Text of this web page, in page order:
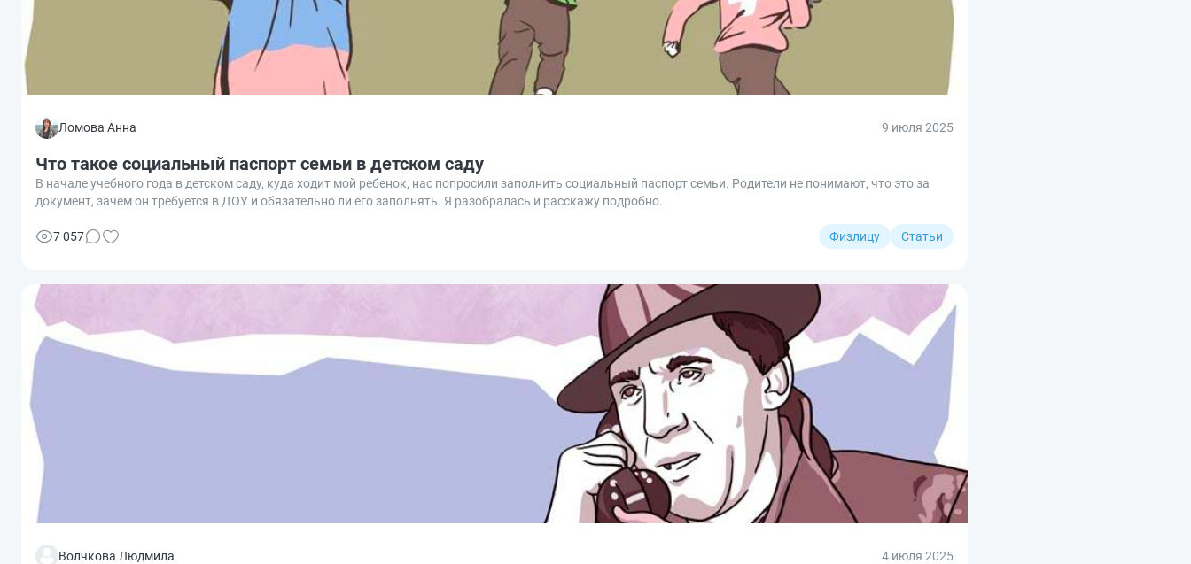
Ломова Анна 9 июля 2025
Что такое социальный паспорт семьи в детском саду
В начале учебного года в детском саду, куда ходит мой ребенок, нас попросили заполнить социальный паспорт семьи. Родители не понимают, что это за
документ, зачем он требуется в ДОУ и обязательно ли его заполнять. Я разобралась и расскажу подробно.
Физлицу Статьи
7 057
Волчкова Людмила 4 июля 2025